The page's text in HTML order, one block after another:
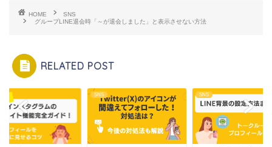
HOME
SNS
グループLINE退会時「～が退会しました」と表示させない方法
RELATED POST
SNS SNS